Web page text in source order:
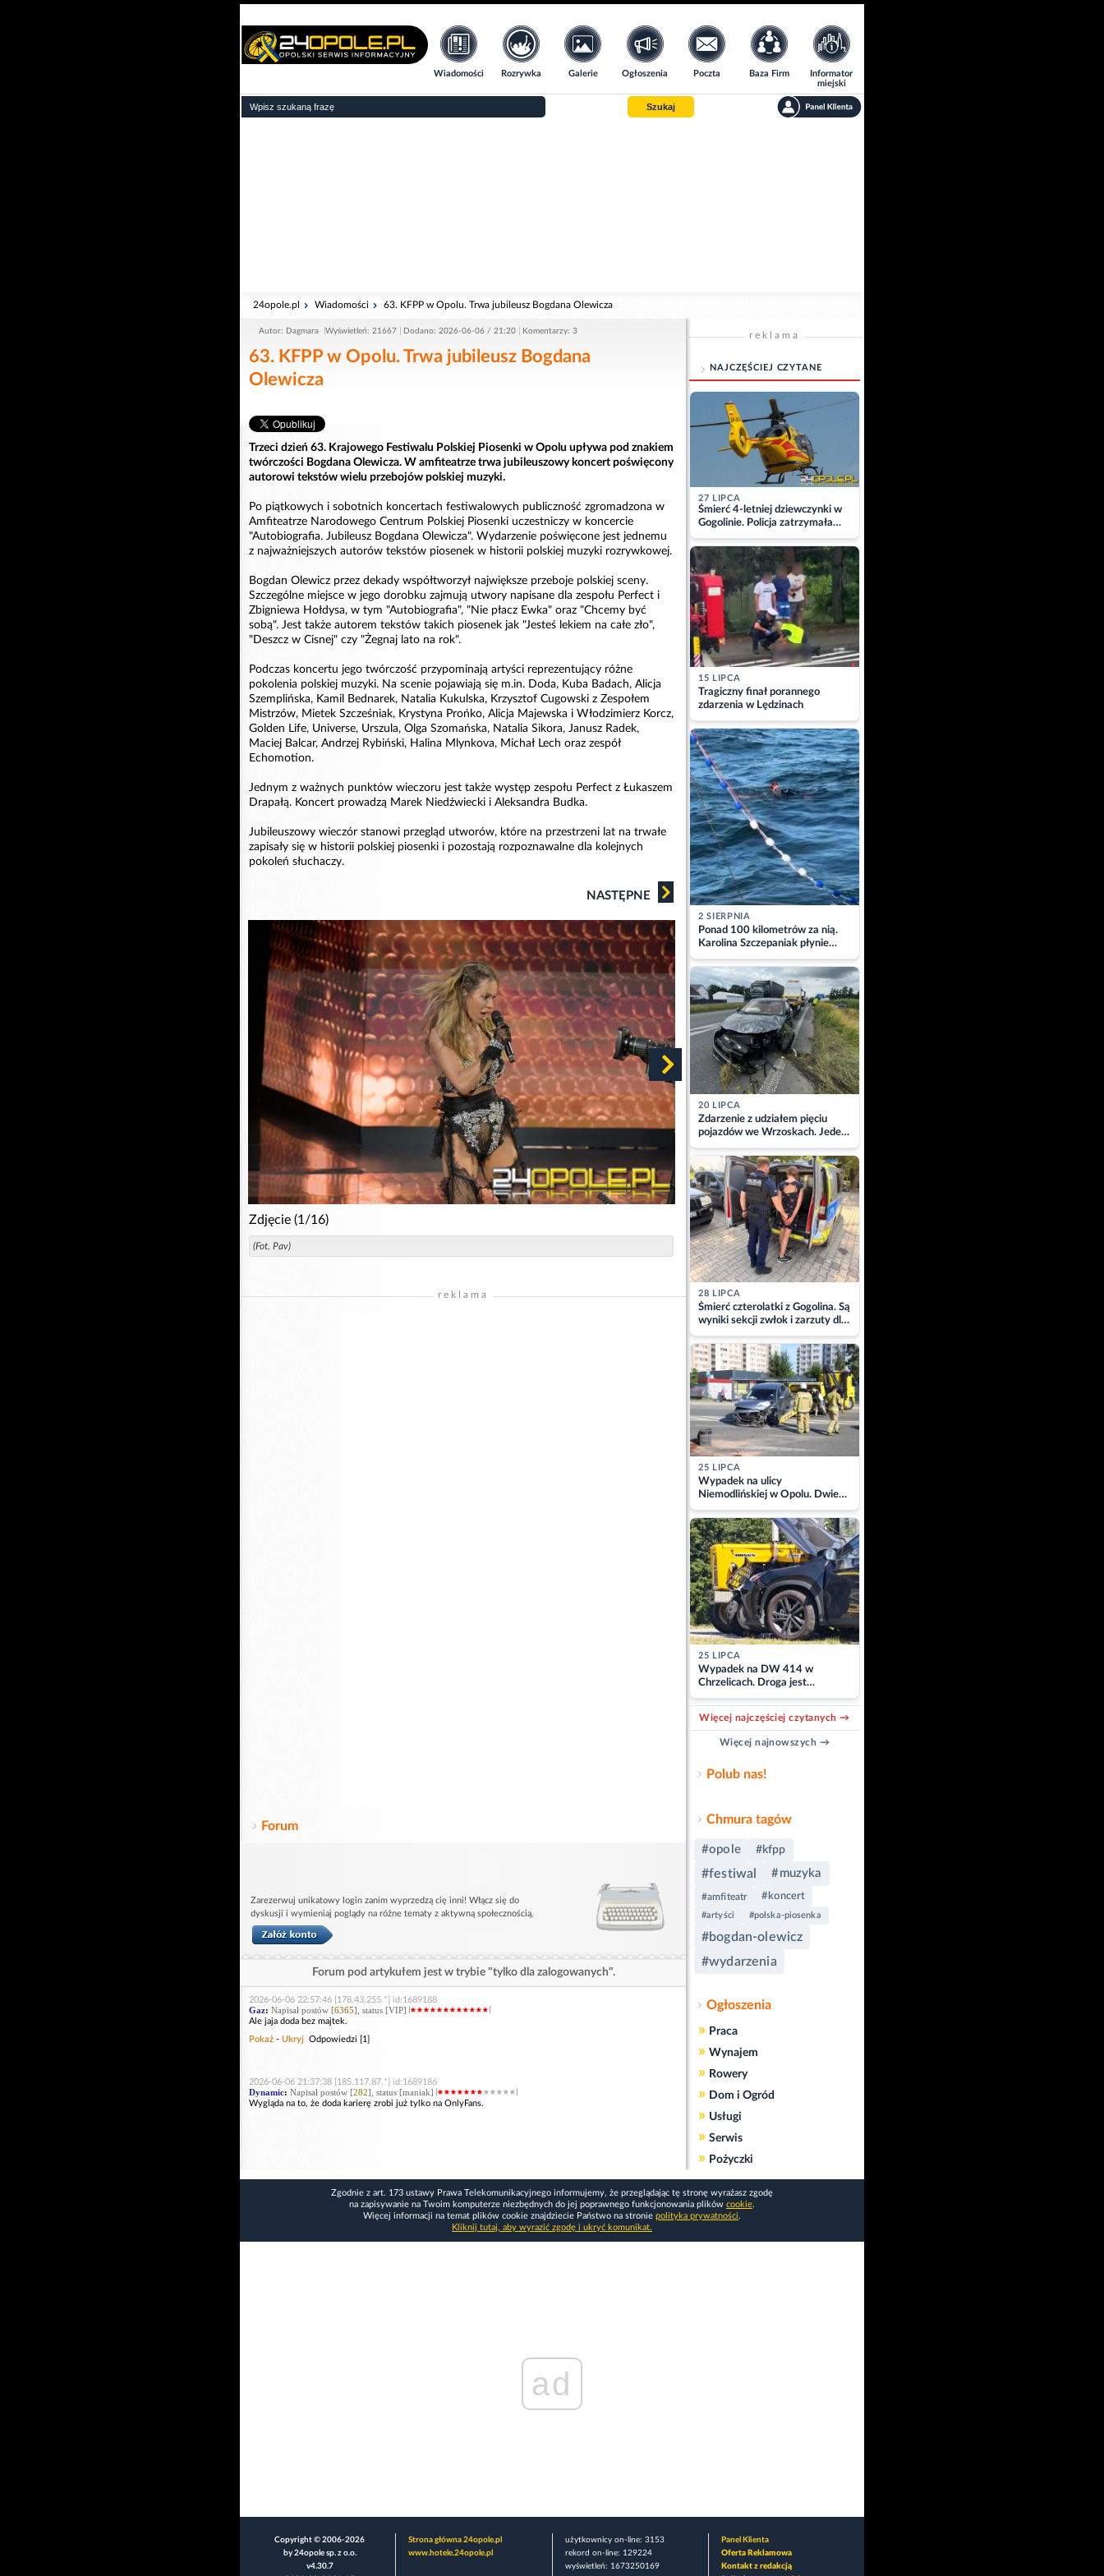
Wiadomości Rozrywka Galerie Ogłoszenia Poczta Baza Firm
Informator
miejski
Szukaj
24opole.pl Wiadomości 63. KFPP w Opolu. Trwa jubileusz Bogdana Olewicza
Autor: Dagmara Wyświetleń: 21667 Dodano: 2026-06-06 / 21:20 Komentarzy: 3
63. KFPP w Opolu. Trwa jubileusz Bogdana
Olewicza
Trzeci dzień 63. Krajowego Festiwalu Polskiej Piosenki w Opolu upływa pod znakiem
twórczości Bogdana Olewicza. W amfiteatrze trwa jubileuszowy koncert poświęcony
autorowi tekstów wielu przebojów polskiej muzyki.
Po piątkowych i sobotnich koncertach festiwalowych publiczność zgromadzona w
Amfiteatrze Narodowego Centrum Polskiej Piosenki uczestniczy w koncercie
"Autobiografia. Jubileusz Bogdana Olewicza". Wydarzenie poświęcone jest jednemu
z najważniejszych autorów tekstów piosenek w historii polskiej muzyki rozrywkowej.
Bogdan Olewicz przez dekady współtworzył największe przeboje polskiej sceny.
Szczególne miejsce w jego dorobku zajmują utwory napisane dla zespołu Perfect i
Zbigniewa Hołdysa, w tym "Autobiografia", "Nie płacz Ewka" oraz "Chcemy być
sobą". Jest także autorem tekstów takich piosenek jak "Jesteś lekiem na całe zło",
"Deszcz w Cisnej" czy "Żegnaj lato na rok".
Podczas koncertu jego twórczość przypominają artyści reprezentujący różne
pokolenia polskiej muzyki. Na scenie pojawiają się m.in. Doda, Kuba Badach, Alicja
Szemplińska, Kamil Bednarek, Natalia Kukulska, Krzysztof Cugowski z Zespołem
Mistrzów, Mietek Szcześniak, Krystyna Prońko, Alicja Majewska i Włodzimierz Korcz,
Golden Life, Universe, Urszula, Olga Szomańska, Natalia Sikora, Janusz Radek,
Maciej Balcar, Andrzej Rybiński, Halina Mlynkova, Michał Lech oraz zespół
Echomotion.
Jednym z ważnych punktów wieczoru jest także występ zespołu Perfect z Łukaszem
Drapałą. Koncert prowadzą Marek Niedźwiecki i Aleksandra Budka.
Jubileuszowy wieczór stanowi przegląd utworów, które na przestrzeni lat na trwałe
zapisały się w historii polskiej piosenki i pozostają rozpoznawalne dla kolejnych
pokoleń słuchaczy.
NASTĘPNE
Zdjęcie (1/16)
(Fot. Pav)
reklama
Forum
Zarezerwuj unikatowy login zanim wyprzedzą cię inni! Włącz się do
dyskusji i wymieniaj poglądy na różne tematy z aktywną społecznością.
Forum pod artykułem jest w trybie "tylko dla zalogowanych".
2026-06-06 22:57:46 [178.43.255.*] id:1689188
Gaz: Napisał postów [6365], status [VIP]
Ale jaja doda bez majtek.
Pokaż - Ukryj Odpowiedzi [1]
2026-06-06 21:37:38 [185.117.87.*] id:1689186
Dynamic: Napisał postów [282], status [maniak]
Wygląda na to, że doda karierę zrobi już tylko na OnlyFans.
reklama
NAJCZĘŚCIEJ CZYTANE
27 LIPCA
Śmierć 4-letniej dziewczynki w
Gogolinie. Policja zatrzymała
matkę
15 LIPCA
Tragiczny finał porannego
zdarzenia w Lędzinach
2 SIERPNIA
Ponad 100 kilometrów za nią.
Karolina Szczepaniak płynie
przez Bałtyk dla Piotra.
Aktualizacja
20 LIPCA
Zdarzenie z udziałem pięciu
pojazdów we Wrzoskach. Jeden
z kierowców zabrany w
kajdankach
28 LIPCA
Śmierć czterolatki z Gogolina. Są
wyniki sekcji zwłok i zarzuty dla
matki
25 LIPCA
Wypadek na ulicy
Niemodlińskiej w Opolu. Dwie
osoby w szpitalu
25 LIPCA
Wypadek na DW 414 w
Chrzelicach. Droga jest
zablokowana
Więcej najczęściej czytanych →
Więcej najnowszych →
Polub nas!
Chmura tagów
#opole #kfpp
#festiwal #muzyka
#amfiteatr #koncert
#artyści #polska-piosenka
#bogdan-olewicz
#wydarzenia
Ogłoszenia
» Praca
» Wynajem
» Rowery
» Dom i Ogród
» Usługi
» Serwis
» Pożyczki
Zgodnie z art. 173 ustawy Prawa Telekomunikacyjnego informujemy, że przeglądając tę stronę wyrażasz zgodę
na zapisywanie na Twoim komputerze niezbędnych do jej poprawnego funkcjonowania plików cookie.
Więcej informacji na temat plików cookie znajdziecie Państwo na stronie polityka prywatności.
Kliknij tutaj, aby wyrazić zgodę i ukryć komunikat.
ad
Copyright © 2006-2026
by 24opole sp. z o.o.
v4.30.7
Strona główna 24opole.pl
www.hotele.24opole.pl
użytkownicy on-line: 3153
rekord on-line: 129224
wyświetleń: 1673250169
Panel Klienta
Oferta Reklamowa
Kontakt z redakcją